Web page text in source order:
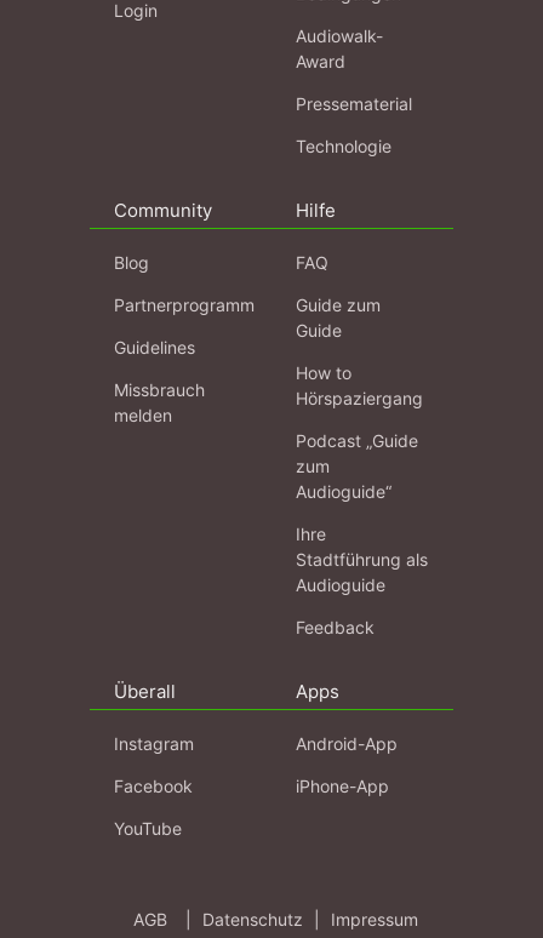
Login
Audiowalk-
Award
Pressematerial
Technologie
Community
Blog
Partnerprogramm
Guidelines
Missbrauch
melden
Hilfe
FAQ
Guide zum
Guide
How to
Hörspaziergang
Podcast „Guide
zum
Audioguide“
Ihre
Stadtführung als
Audioguide
Feedback
Überall
Instagram
Facebook
YouTube
Apps
Android-App
iPhone-App
AGB Datenschutz Impressum